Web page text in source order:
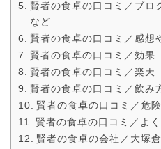
賢者の食卓の口コミ／ブロ
など
賢者の食卓の口コミ／感想
賢者の食卓の口コミ／効果
賢者の食卓の口コミ／楽天
賢者の食卓の口コミ／飲み
賢者の食卓の口コミ／危険
賢者の食卓の口コミ／よ
賢者の食卓の会社／大塚